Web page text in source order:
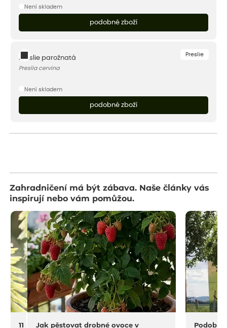
Není skladem
podobné zboží
Preslie
Preslie parožnatá
Preslia cervina
Není skladem
podobné zboží
Zahradničení má být zábava. Naše články vás
inspirují nebo vám pomůžou.
11 na rostliny do sucha a horka
Jak pěstovat drobné ovoce v